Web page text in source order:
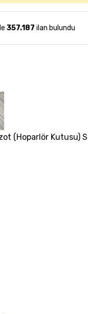
357.187 ilan bulundu
(Hoparlör Kutusu)